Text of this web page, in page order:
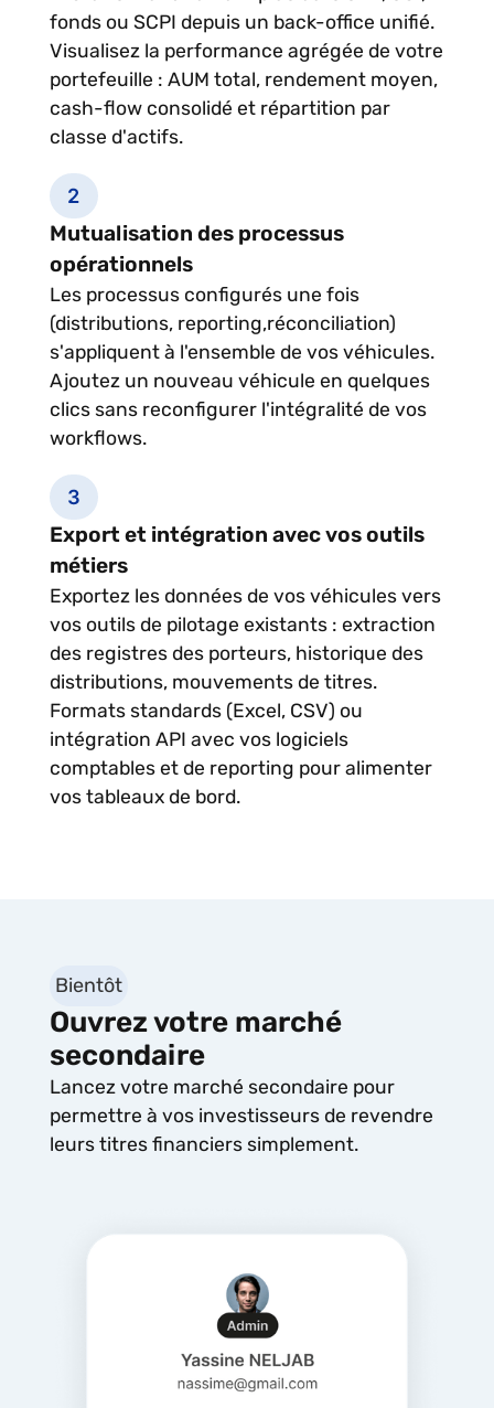
fonds ou SCPI depuis un back-office unifié.
Visualisez la performance agrégée de votre
portefeuille : AUM total, rendement moyen,
cash-flow consolidé et répartition par
classe d'actifs.
Mutualisation des processus
opérationnels
Les processus configurés une fois
(distributions, reporting,réconciliation)
s'appliquent à l'ensemble de vos véhicules.
Ajoutez un nouveau véhicule en quelques
clics sans reconfigurer l'intégralité de vos
workflows.
Export et intégration avec vos outils
métiers
Exportez les données de vos véhicules vers
vos outils de pilotage existants : extraction
des registres des porteurs, historique des
distributions, mouvements de titres.
Formats standards (Excel, CSV) ou
intégration API avec vos logiciels
comptables et de reporting pour alimenter
vos tableaux de bord.
Bientôt
Ouvrez votre marché
secondaire
Lancez votre marché secondaire pour
permettre à vos investisseurs de revendre
leurs titres financiers simplement.